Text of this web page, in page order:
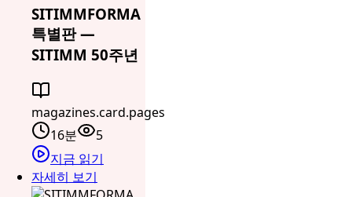
SITIMMFORMA
특별판 —
SITIMM 50주년
magazines.card.pages
16분
5
지금 읽기
자세히 보기